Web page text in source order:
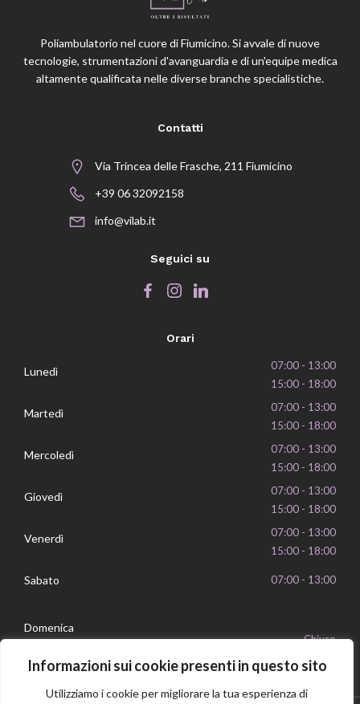
Informazioni sui cookie presenti in questo sito
Utilizziamo i cookie per migliorare la tua esperienza di
Poliambulatorio nel cuore di Fiumicino. Si avvale di nuove
tecnologie, strumentazioni d'avanguardia e di un'equipe medica
altamente qualificata nelle diverse branche specialistiche.
Contatti
Via Trincea delle Frasche, 211 Fiumicino
+39 06 32092158
info@vilab.it
Seguici su
Orari
Lunedì
07:00 - 13:00
15:00 - 18:00
Martedì
07:00 - 13:00
15:00 - 18:00
Mercoledì
07:00 - 13:00
15:00 - 18:00
Giovedì
07:00 - 13:00
15:00 - 18:00
Venerdì
07:00 - 13:00
15:00 - 18:00
Sabato 07:00 - 13:00
Domenica
Chiuso